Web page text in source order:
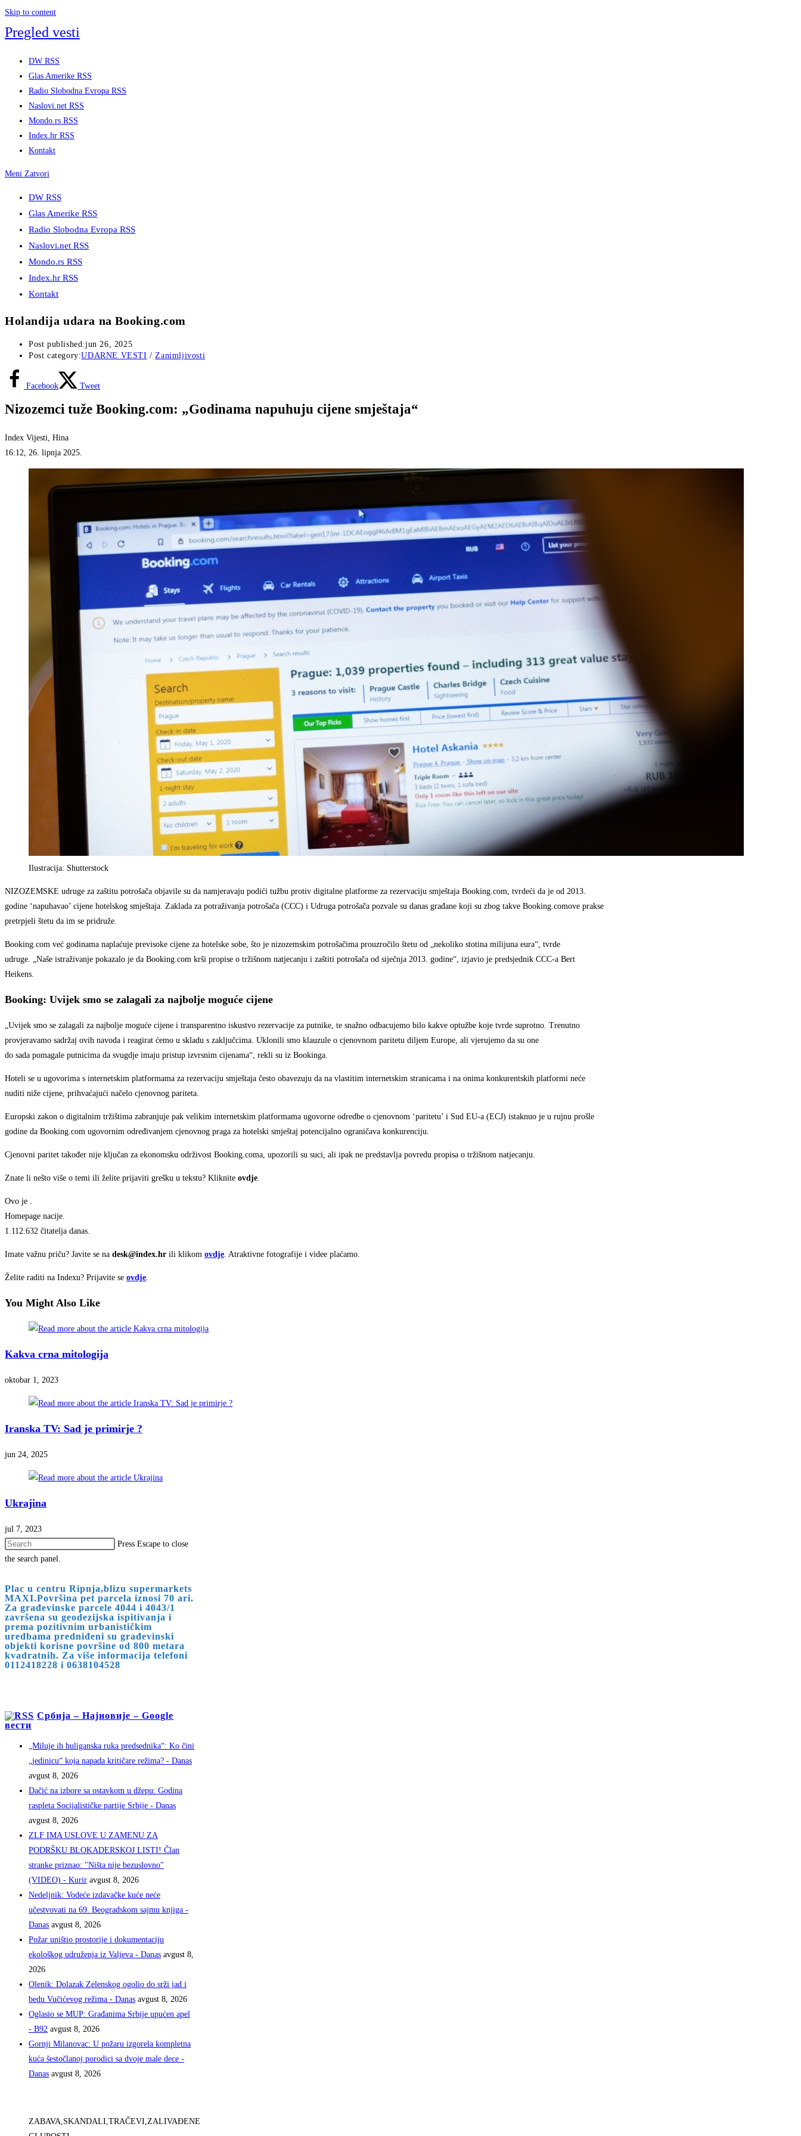
Skip to content
Pregled vesti
DW RSS
Glas Amerike RSS
Radio Slobodna Evropa RSS
Naslovi.net RSS
Mondo.rs RSS
Index.hr RSS
Kontakt
Meni Zatvori
DW RSS
Glas Amerike RSS
Radio Slobodna Evropa RSS
Naslovi.net RSS
Mondo.rs RSS
Index.hr RSS
Kontakt
Holandija udara na Booking.com
Post published:jun 26, 2025
Post category:UDARNE VESTI / Zanimljivosti
Facebook Tweet
Nizozemci tuže Booking.com: „Godinama napuhuju cijene smještaja“
Index Vijesti, Hina
16:12, 26. lipnja 2025.
Ilustracija: Shutterstock
NIZOZEMSKE udruge za zaštitu potrošača objavile su da namjeravaju podići tužbu protiv digitalne platforme za rezervaciju smještaja Booking.com, tvrdeći da je od 2013.
godine ‘napuhavao’ cijene hotelskog smještaja. Zaklada za potraživanja potrošača (CCC) i Udruga potrošača pozvale su danas građane koji su zbog takve Booking.comove prakse
pretrpjeli štetu da im se pridruže.
Booking.com već godinama naplaćuje previsoke cijene za hotelske sobe, što je nizozemskim potrošačima prouzročilo štetu od „nekoliko stotina milijuna eura“, tvrde
udruge. „Naše istraživanje pokazalo je da Booking.com krši propise o tržišnom natjecanju i zaštiti potrošača od siječnja 2013. godine“, izjavio je predsjednik CCC-a Bert
Heikens.
Booking: Uvijek smo se zalagali za najbolje moguće cijene
„Uvijek smo se zalagali za najbolje moguće cijene i transparentno iskustvo rezervacije za putnike, te snažno odbacujemo bilo kakve optužbe koje tvrde suprotno. Trenutno
provjeravamo sadržaj ovih navoda i reagirat ćemo u skladu s zaključcima. Uklonili smo klauzule o cjenovnom paritetu diljem Europe, ali vjerujemo da su one
do sada pomagale putnicima da svugdje imaju pristup izvrsnim cijenama“, rekli su iz Bookinga.
Hoteli se u ugovorima s internetskim platformama za rezervaciju smještaja često obavezuju da na vlastitim internetskim stranicama i na onima konkurentskih platformi neće
nuditi niže cijene, prihvaćajući načelo cjenovnog pariteta.
Europski zakon o digitalnim tržištima zabranjuje pak velikim internetskim platformama ugovorne odredbe o cjenovnom ‘paritetu’ i Sud EU-a (ECJ) istaknuo je u rujnu prošle
godine da Booking.com ugovornim određivanjem cjenovnog praga za hotelski smještaj potencijalno ograničava konkurenciju.
Cjenovni paritet također nije ključan za ekonomsku održivost Booking.coma, upozorili su suci, ali ipak ne predstavlja povredu propisa o tržišnom natjecanju.
Znate li nešto više o temi ili želite prijaviti grešku u tekstu? Kliknite ovdje.
Ovo je .
Homepage nacije.
1.112.632 čitatelja danas.
Imate važnu priču? Javite se na desk@index.hr ili klikom ovdje. Atraktivne fotografije i videe plaćamo.
Želite raditi na Indexu? Prijavite se ovdje.
You Might Also Like
Kakva crna mitologija
oktobar 1, 2023
Iranska TV: Sad je primirje ?
jun 24, 2025
Ukrajina
jul 7, 2023
Press Escape to close
the search panel.
Plac u centru Ripnja,blizu supermarkets
MAXI.Površina pet parcela iznosi 70 ari.
Za građevinske parcele 4044 i 4043/1
završena su geodezijska ispitivanja i
prema pozitivnim urbanističkim
uredbama predniđeni su građevinski
objekti korisne površine od 800 metara
kvadratnih. Za više informacija telefoni
0112418228 i 0638104528
Србија – Најновије – Google
вести
„Miluje ih huliganska ruka predsednika“: Ko čini
„jedinicu“ koja napada kritičare režima? - Danas
avgust 8, 2026
Dačić na izbore sa ostavkom u džepu: Godina
raspleta Socijalističke partije Srbije - Danas
avgust 8, 2026
ZLF IMA USLOVE U ZAMENU ZA
PODRŠKU BLOKADERSKOJ LISTI! Član
stranke priznao: "Ništa nije bezuslovno"
(VIDEO) - Kurir avgust 8, 2026
Nedeljnik: Vodeće izdavačke kuće neće
učestvovati na 69. Beogradskom sajmu knjiga -
Danas avgust 8, 2026
Požar uništio prostorije i dokumentaciju
ekološkog udruženja iz Valjeva - Danas avgust 8,
2026
Olenik: Dolazak Zelenskog ogolio do srži jad i
bedu Vučićevog režima - Danas avgust 8, 2026
Oglasio se MUP: Građanima Srbije upućen apel
- B92 avgust 8, 2026
Gornji Milanovac: U požaru izgorela kompletna
kuća šestočlanoj porodici sa dvoje male dece -
Danas avgust 8, 2026
ZABAVA,SKANDALI,TRAČEVI,ZALIVAĐENE